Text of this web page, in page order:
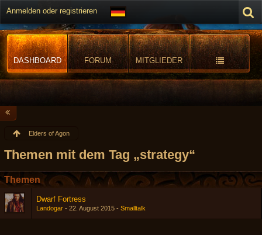
Anmelden oder registrieren
DASHBOARD FORUM MITGLIEDER
Elders of Agon
Themen mit dem Tag „strategy“
Themen
Dwarf Fortress
Landogar - 22. August 2015 - Smalltalk